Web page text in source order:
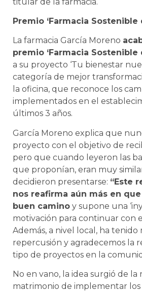
Premio ‘Farmacia Sostenible
La farmacia García Moreno
premio ‘Farmacia Sostenible
a su proyecto ‘Tu bienestar
categoría de mejor
la oficina, que reconoce los
implementados en el
últimos 3 años.
García Moreno explica que
proyecto con el objetivo de
pero que cuando leyeron las
que proponían, eran muy
decidieron presentarse: “Este
nos reafirma aún más en
buen camino y supone una
motivación para continuar con
Además, a nivel local, ha tenido
repercusión y agradecemos la
tipo de proyectos en la
No en vano, la idea surgió de la
matrimonio de implementar los